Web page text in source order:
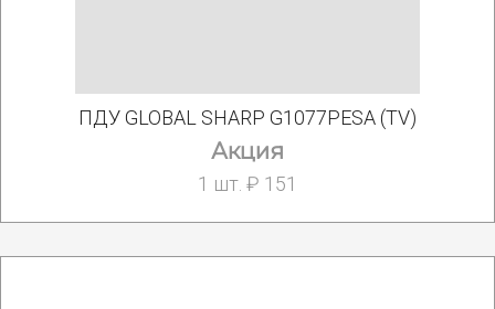
ПДУ GLOBAL SHARP G1077PESA (TV)
Акция
1 шт. ₽ 151